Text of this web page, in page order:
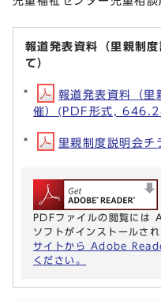
報道発表資料（里親制
て）
報道発表資料（里
催）(PDF形式,
里親制度説明会
PDFファイルの閲覧には
ソフトがインストールさ
サイトから Adobe
ください。